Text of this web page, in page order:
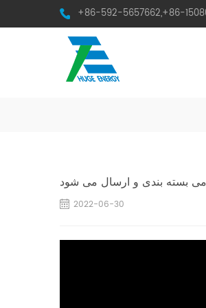
+86-592-5657662,+86-
بسته بندی و ارسال می شود
2022-06-30